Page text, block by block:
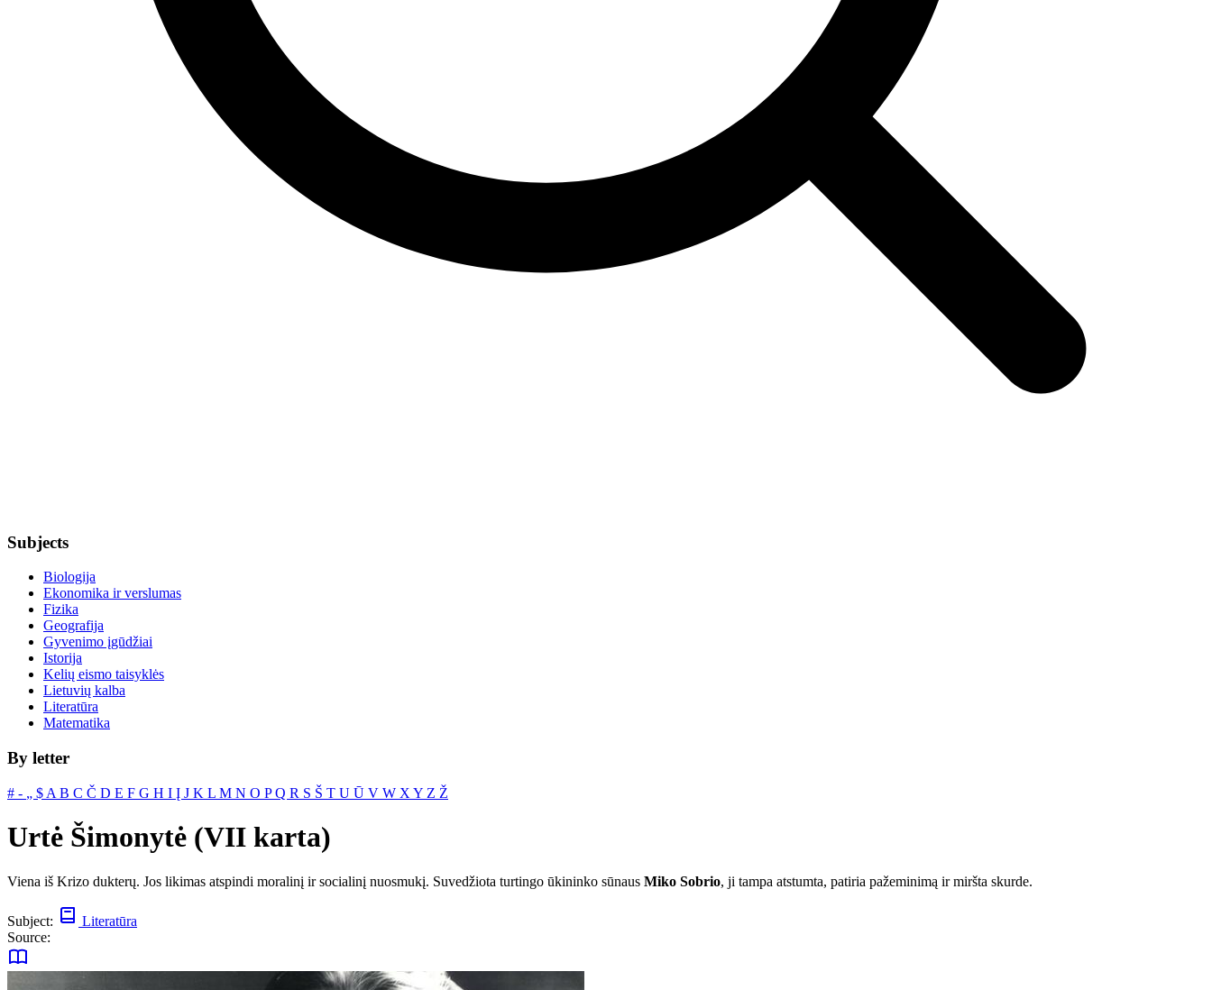
Subjects
Biologija
Ekonomika ir verslumas
Fizika
Geografija
Gyvenimo įgūdžiai
Istorija
Kelių eismo taisyklės
Lietuvių kalba
Literatūra
Matematika
By letter
# ‐ „ $ A B C Č D E F G H I Į J K L M N O PQ R S Š T U Ū V W X Y Z Ž
Urtė Šimonytė (VII karta)
Viena iš Krizo dukterų. Jos likimas atspindi moralinį ir socialinį nuosmukį. Suvedžiota turtingo ūkininko sūnaus Miko Sobrio, ji tampa atstumta, patiria pažeminimą ir miršta skurde.
Subject:
Literatūra
Source: